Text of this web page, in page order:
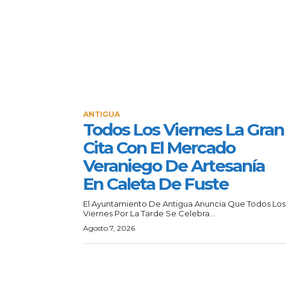
ANTIGUA
Todos Los Viernes La Gran
Cita Con El Mercado
Veraniego De Artesanía
En Caleta De Fuste
El Ayuntamiento De Antigua Anuncia Que Todos Los
Viernes Por La Tarde Se Celebra...
Agosto 7, 2026